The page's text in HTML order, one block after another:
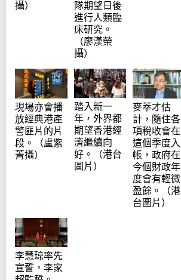
攝）
隊期望日後
進行人類臨
床研究。
（廖漢榮
攝）
現場亦會播
放經典港產
警匪片的片
段。（盧紫
菁攝）
踏入新一
年，外界都
期望香港經
濟繼續向
好。（港台
圖片）
麥萃才估
計，隨住各
項稅收會在
這個季度入
帳，政府在
今個財政年
度會有輕微
盈餘。（港
台圖片）
李慧琼率先
宣誓，李家